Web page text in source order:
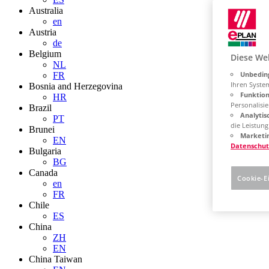
Australia
en
Austria
de
Belgium
NL
FR
Bosnia and Herzegovina
HR
Brazil
PT
Brunei
EN
Bulgaria
BG
Canada
en
FR
Chile
ES
China
ZH
EN
China Taiwan
Diese
Ihren
die
Cookie-